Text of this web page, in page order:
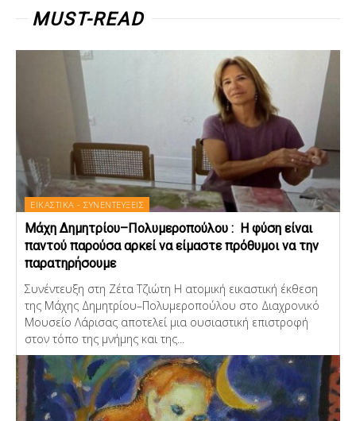
MUST-READ
ΕΙΚΑΣΤΙΚΑ - ΣΥΝΕΝΤΕΥΞΕΙΣ
Μάχη Δημητρίου–Πολυμεροπούλου : Η φύση είναι
παντού παρούσα αρκεί να είμαστε πρόθυμοι να την
παρατηρήσουμε
Συνέντευξη στη Ζέτα Τζιώτη Η ατομική εικαστική έκθεση
της Μάχης Δημητρίου–Πολυμεροπούλου στο Διαχρονικό
Μουσείο Λάρισας αποτελεί μια ουσιαστική επιστροφή
στον τόπο της μνήμης και της...